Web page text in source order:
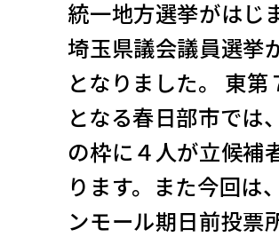
統一地方選挙がはじ
埼玉県議会議員選挙
となりました。 東第
となる春日部市では
の枠に４人が立候補
ります。また今回は
ンモール期日前投票